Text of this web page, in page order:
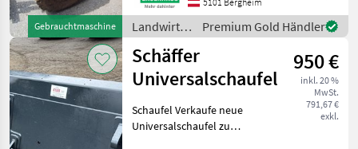
Gebrauchtmaschine
Werkzeugverriegelung,
vorne 1 x DW zusätzlich,
guter Zustand Kaufpreis
inkl. 13% Mw
Landwirtsch.
Motorfahrzeuge
/ Schäffer
Premium Gold Händler
Schäffer
Universalschaufel
950 €
inkl. 20 %
MwSt.
791,67 €
exkl.
Schaufel Verkaufe neue
Universalschaufel zu